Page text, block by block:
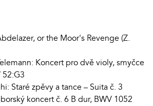
or the Moor's Revenge (Z.
Koncert pro dvě violy, smyčce
Staré zpěvy a tance – Suita č. 3
koncert č. 6 B dur, BWV 1052